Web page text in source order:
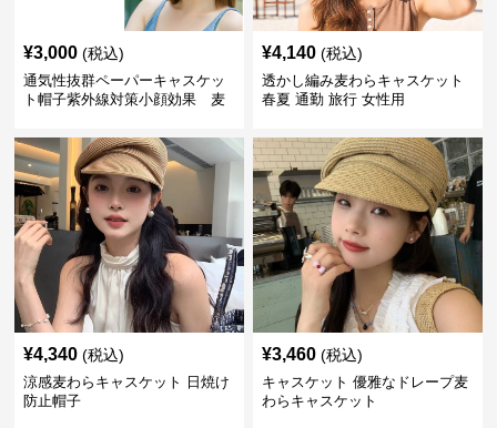
¥3,000 (税込)
通気性抜群ペーパーキャスケッ
ト帽子紫外線対策小顔効果 麦
¥4,140 (税込)
透かし編み麦わらキャスケット
春夏 通勤 旅行 女性用
¥4,340 (税込)
涼感麦わらキャスケット 日焼け
防止帽子
¥3,460 (税込)
キャスケット 優雅なドレープ麦
わらキャスケット